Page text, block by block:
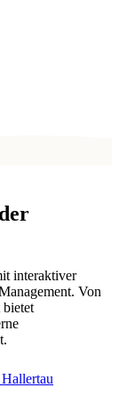
interaktiver
Von